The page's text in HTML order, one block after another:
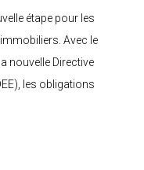
étape pour les
Avec le
nouvelle Directive
les obligations